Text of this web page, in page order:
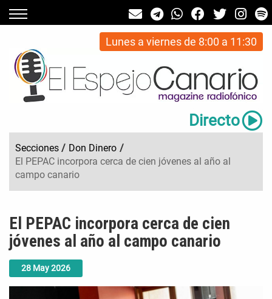
Lunes a viernes de 8:00 a 11:30
Directo
Secciones / Don Dinero /
El PEPAC incorpora cerca de cien jóvenes al año al
campo canario
28 May2026
El PEPAC incorpora cerca de cien
jóvenes al año al campo canario